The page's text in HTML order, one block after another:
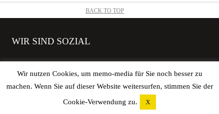
BACK TO TOP
WIR SIND SOZIAL
Copyright © 2026 elbgoods GmbH | All rights reserved. |
Datenschutz
Wir nutzen Cookies, um memo-media für Sie noch besser zu
machen. Wenn Sie auf dieser Website weitersurfen, stimmen Sie der
Cookie-Verwendung zu.
X